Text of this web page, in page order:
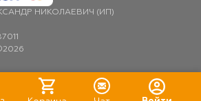
НИКОЛАЕВИЧ (ИП)